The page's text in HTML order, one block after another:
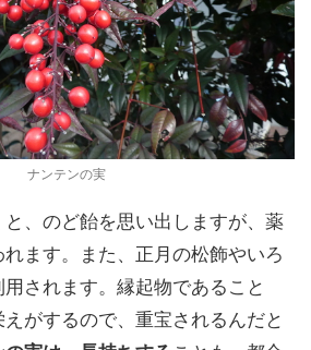
ナンテンの実
、のど飴を思い出しますが、薬
ます。また、正月の松飾やいろ
されます。縁起物であること
がするので、重宝されるんだと